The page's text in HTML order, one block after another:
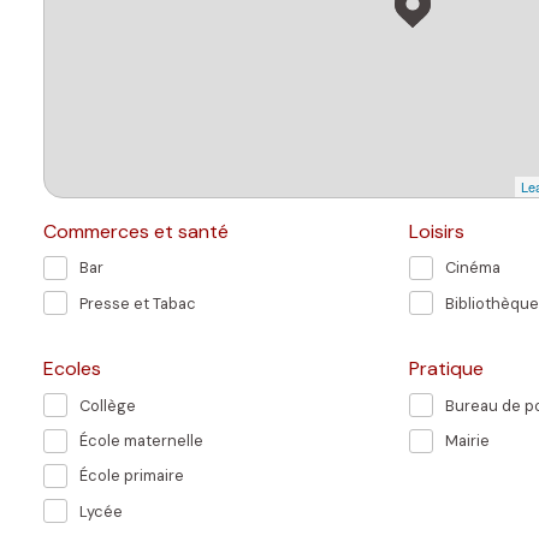
Commerces et santé
Bar
Presse et Tabac
Loisirs
Cinéma
Bibliothèque
Ecoles
Collège
École maternelle
École primaire
Lycée
Pratique
Bureau de
Mairie